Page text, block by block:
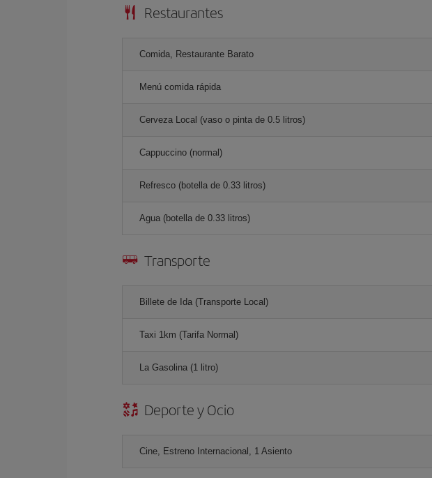
Restaurantes
Comida, Restaurante Barato
Menú comida rápida
Cerveza Local (vaso o pinta de 0.5 litros)
Cappuccino (normal)
Refresco (botella de 0.33 litros)
Agua (botella de 0.33 litros)
Transporte
Billete de Ida (Transporte Local)
Taxi 1km (Tarifa Normal)
La Gasolina (1 litro)
Deporte y Ocio
Cine, Estreno Internacional, 1 Asiento